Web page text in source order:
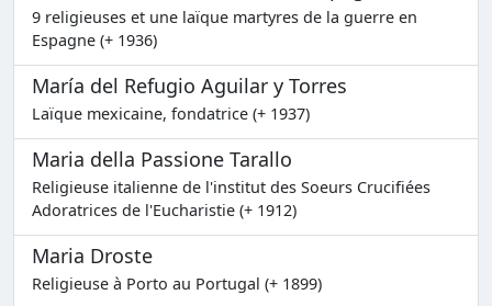
9 religieuses et une laïque martyres de la guerre en
Espagne (+ 1936)
María del Refugio Aguilar y Torres
Laïque mexicaine, fondatrice (+ 1937)
Maria della Passione Tarallo
Religieuse italienne de l'institut des Soeurs Crucifiées
Adoratrices de l'Eucharistie (+ 1912)
Maria Droste
Religieuse à Porto au Portugal (+ 1899)